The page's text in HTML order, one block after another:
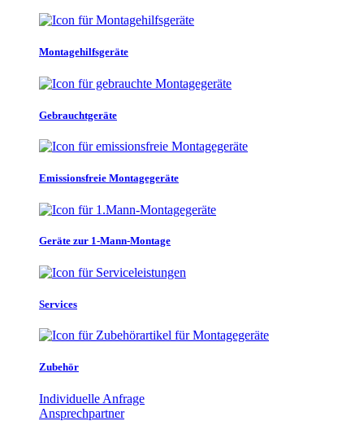
Montagehilfsgeräte
Gebrauchtgeräte
Emissionsfreie Montagegeräte
Geräte zur 1-Mann-Montage
Services
Zubehör
Individuelle Anfrage
Ansprechpartner